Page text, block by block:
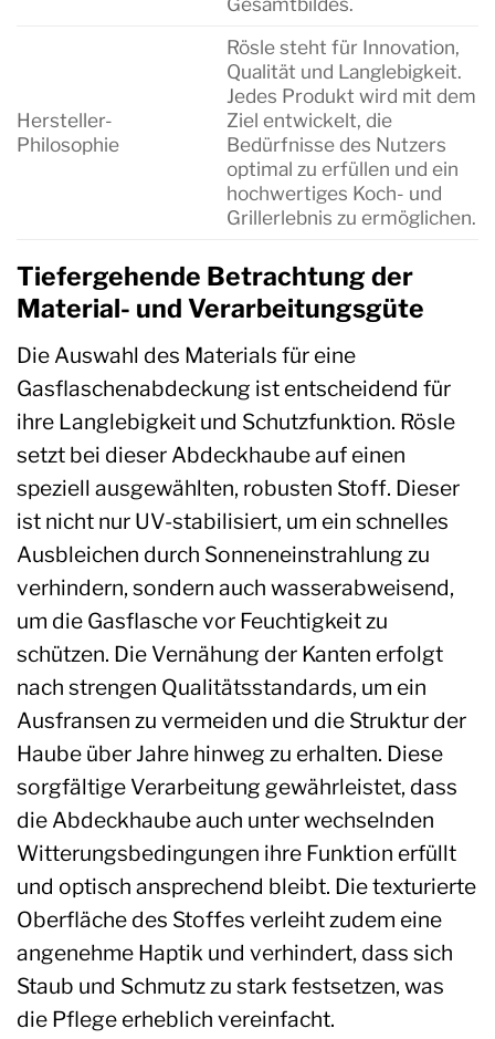
Hersteller-
Philosophie
Rösle steht für Innovation,
Qualität und Langlebigkeit.
Jedes Produkt wird mit dem
Ziel entwickelt, die
Bedürfnisse des Nutzers
optimal zu erfüllen und ein
hochwertiges Koch- und
Grillerlebnis zu ermöglichen.
Tiefergehende Betrachtung der
Material- und Verarbeitungsgüte
Die Auswahl des Materials für eine
Gasflaschenabdeckung ist entscheidend für
ihre Langlebigkeit und Schutzfunktion. Rösle
setzt bei dieser Abdeckhaube auf einen
speziell ausgewählten, robusten Stoff. Dieser
ist nicht nur UV-stabilisiert, um ein schnelles
Ausbleichen durch Sonneneinstrahlung zu
verhindern, sondern auch wasserabweisend,
um die Gasflasche vor Feuchtigkeit zu
schützen. Die Vernähung der Kanten erfolgt
nach strengen Qualitätsstandards, um ein
Ausfransen zu vermeiden und die Struktur der
Haube über Jahre hinweg zu erhalten. Diese
sorgfältige Verarbeitung gewährleistet, dass
die Abdeckhaube auch unter wechselnden
Witterungsbedingungen ihre Funktion erfüllt
und optisch ansprechend bleibt. Die texturierte
Oberfläche des Stoffes verleiht zudem eine
angenehme Haptik und verhindert, dass sich
Staub und Schmutz zu stark festsetzen, was
die Pflege erheblich vereinfacht.